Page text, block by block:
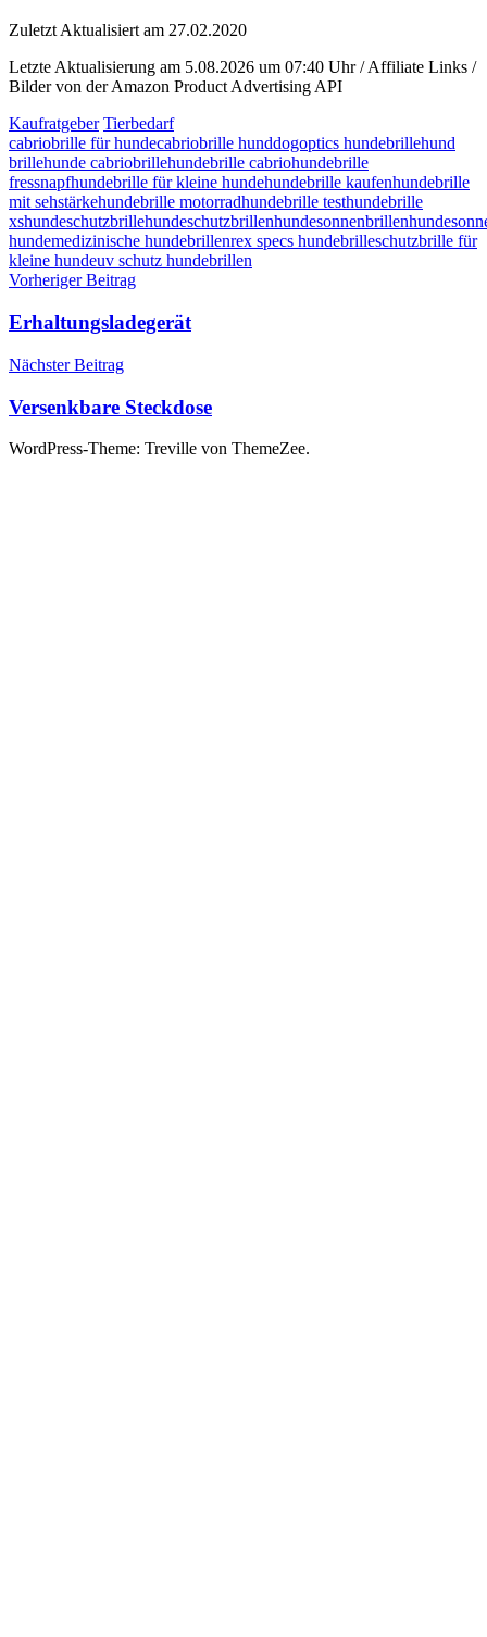
Zuletzt Aktualisiert am 27.02.2020
Letzte Aktualisierung am 5.08.2026 um 07:40 Uhr / Affiliate Links /
Bilder von der Amazon Product Advertising API
Kaufratgeber Tierbedarf
cabriobrille für hundecabriobrille hunddogoptics hundebrillehund
brillehunde cabriobrillehundebrille cabriohundebrille
fressnapfhundebrille für kleine hundehundebrille kaufenhundebrille
mit sehstärkehundebrille motorradhundebrille testhundebrille
xshundeschutzbrillehundeschutzbrillenhundesonnenbrillen
hundemedizinische hundebrillenrex specs hundebrilleschutzbrille für
kleine hundeuv schutz hundebrillen
Beitragsnavigation
Vorheriger Beitrag
Erhaltungsladegerät
Nächster Beitrag
Versenkbare Steckdose
WordPress-Theme: Treville von ThemeZee.